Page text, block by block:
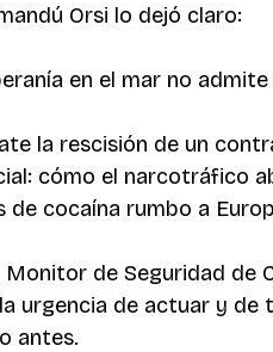
Orsi lo dejó claro:
en el mar no
la rescisión de un
cómo el narcotráfico
cocaína rumbo a
de Seguridad de
urgencia de actuar y de
antes.